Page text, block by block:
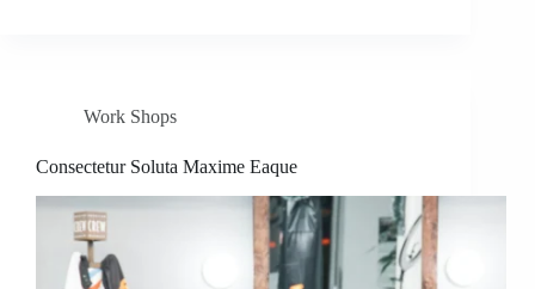
Work Shops
Consectetur Soluta Maxime Eaque